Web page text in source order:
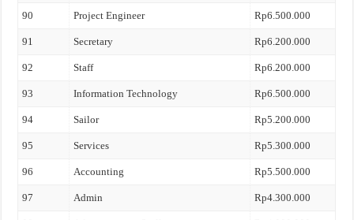
90 Project Engineer Rp6.500.000
91 Secretary Rp6.200.000
92 Staff Rp6.200.000
93 Information Technology Rp6.500.000
94 Sailor Rp5.200.000
95 Services Rp5.300.000
96 Accounting Rp5.500.000
97 Admin Rp4.300.000